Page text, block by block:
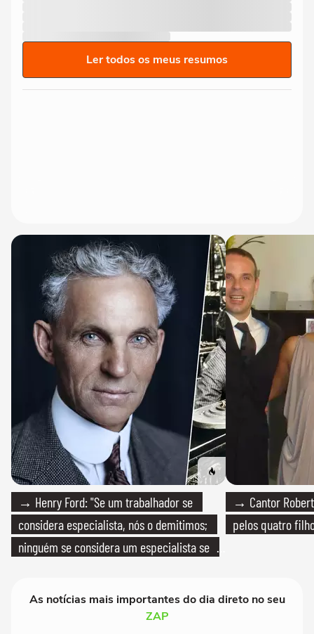
Ler todos os meus resumos
→ Henry Ford: "Se um trabalhador se
considera especialista, nós o demitimos;
ninguém se considera um especialista se
→ Cantor
pelos quatro
As notícias mais importantes do dia direto no seu
ZAP